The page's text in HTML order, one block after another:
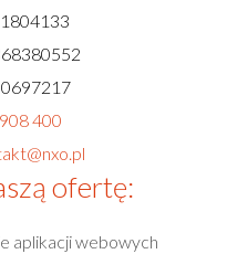
400
ofertę:
aplikacji webowych